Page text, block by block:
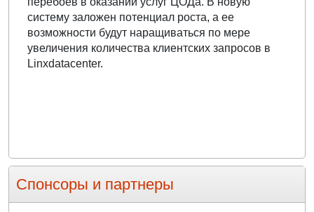
систему заложен потенциал роста, а ее
возможности будут наращиваться по мере
увеличения количества клиентских запросов в
Linxdatacenter.
Спонсоры и партнеры